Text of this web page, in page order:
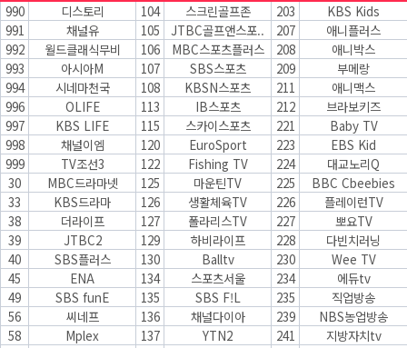
990
디스토리 104 스크린골프존 203
KBS Kids
991
채널유 105 JTBC골프앤스포.. 207
애니플러스
992
월드클래식무비 106 MBC스포츠플러스 208
애니박스
993
아시아M 107 SBS스포츠 209
부메랑
994
시네마천국 108 KBSN스포츠 211
애니맥스
996
OLIFE 113 IB스포츠 212
브라보키즈
997
KBS LIFE 115 스카이스포츠 221
Baby TV
998
채널이엠 120 EuroSport 223
EBS Kid
999
TV조선3 122 Fishing TV 224
대교노리Q
30
MBC드라마넷 125 마운틴TV 225
BBC Cbeebies
33
KBS드라마 126 생활체육TV 226
플레이런TV
38
더라이프 127 폴라리스TV 227
뽀요TV
39
JTBC2 129 하비라이프 228
다빈치러닝
40
SBS플러스 130 Balltv 230
Wee TV
45
ENA 134 스포츠서울 234
에듀tv
49
SBS funE 135 SBS F!L 235
직업방송
56
씨네프 136 채널다이아 239
NBS농업방송
58
Mplex 137 YTN2 241
지방자치tv